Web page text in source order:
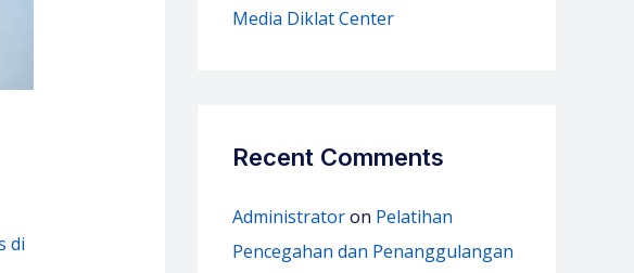
di
Media Diklat Center
Recent Comments
Administratoron Pelatihan
Pencegahan dan Penanggulangan